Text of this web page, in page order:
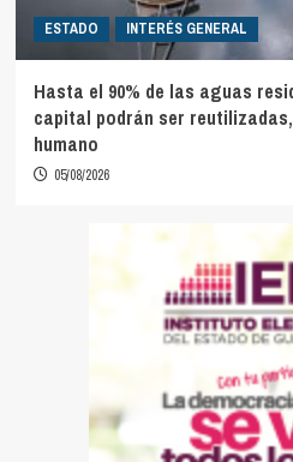
ESTADO INTERÉS GENERAL
Hasta el 90% de las aguas
capital podrán ser
humano
05/08/2026